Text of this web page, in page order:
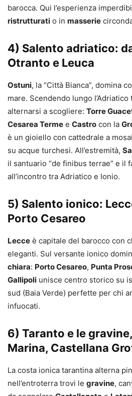
barocca. Qui l’esperienza
ristrutturati o in masserie
4) Salento adriatico:
Otranto e Leuca
Ostuni, la “Città Bianca”, domina
mare. Scendendo lungo
alternarsi a scogliere: Torre
Cesarea Terme e Castro con la
è un gioiello con cattedrale a
su acque turchesi. All’estremità,
il santuario “de finibus terrae” e il
all’incontro tra Adriatico e Ionio.
5) Salento ionico:
Porto Cesareo
Lecce è capitale del barocco con
eleganti. Sul versante ionico
chiara: Porto Cesareo, Punta
Gallipoli unisce centro storico su
sud (Baia Verde) perfette per chi
infuocati.
6) Taranto e le
Marina, Castellana
La costa ionica tarantina alterna
nell’entroterra trovi le gravine,